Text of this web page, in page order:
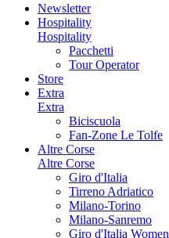
Newsletter
Hospitality
Hospitality
Pacchetti
Tour Operator
Store
Extra
Extra
Biciscuola
Fan-Zone Le Tolfe
Altre Corse
Altre Corse
Giro d'Italia
Tirreno Adriatico
Milano-Torino
Milano-Sanremo
Giro d'Italia Women